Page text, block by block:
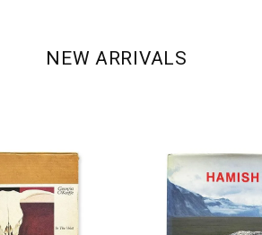
NEW ARRIVALS